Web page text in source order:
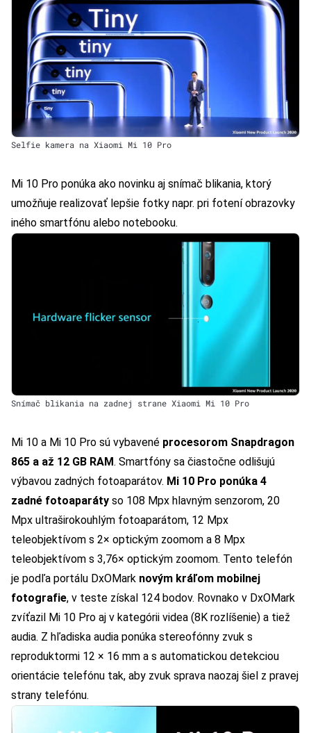
Selfie kamera na Xiaomi Mi 10 Pro
Mi 10 Pro ponúka ako novinku aj snímač blikania, ktorý
umožňuje realizovať lepšie fotky napr. pri fotení obrazovky
iného smartfónu alebo notebooku.
Snímač blikania na zadnej strane Xiaomi Mi 10 Pro
Mi 10 a Mi 10 Pro sú vybavené procesorom Snapdragon
865 a až 12 GB RAM. Smartfóny sa čiastočne odlišujú
výbavou zadných fotoaparátov. Mi 10 Pro ponúka 4
zadné fotoaparáty so 108 Mpx hlavným senzorom, 20
Mpx ultraširokouhlým fotoaparátom, 12 Mpx
teleobjektívom s 2× optickým zoomom a 8 Mpx
teleobjektívom s 3,76× optickým zoomom. Tento telefón
je podľa portálu DxOMark novým kráľom mobilnej
fotografie, v teste získal 124 bodov. Rovnako v DxOMark
zvíťazil Mi 10 Pro aj v kategórii videa (8K rozlíšenie) a tiež
audia. Z hľadiska audia ponúka stereofónny zvuk s
reproduktormi 12 × 16 mm a s automatickou detekciou
orientácie telefónu tak, aby zvuk sprava naozaj šiel z pravej
strany telefónu.